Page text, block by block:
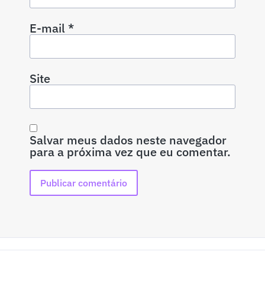
E-mail*
Site
Salvar meus dados neste navegador
para a próxima vez que eu comentar.